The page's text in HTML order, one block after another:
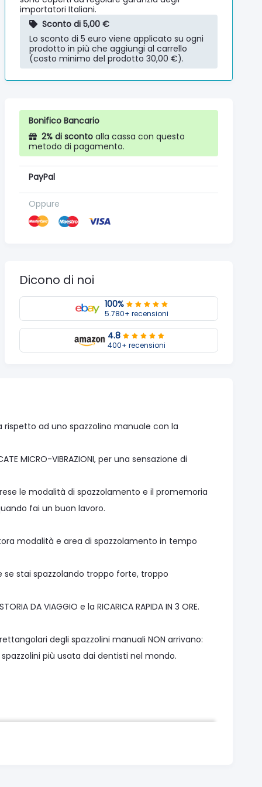
importatori Italiani.
Sconto di 5,00 €
Lo sconto di 5 euro viene applicato su ogni
prodotto in più che aggiungi al carrello
(costo minimo del prodotto 30,00 €).
Bonifico Bancario
2% di sconto alla cassa con questo
metodo di pagamento.
PayPal
Oppure
Dicono di noi
100%
5.780+ recensioni
4.8
400+ recensioni
rispetto ad uno spazzolino manuale con la
MICRO-VIBRAZIONI, per una sensazione di
le modalità di spazzolamento e il promemoria
fai un buon lavoro.
modalità e area di spazzolamento in tempo
se stai spazzolando troppo forte, troppo
DA VIAGGIO e la RICARICA RAPIDA IN 3 ORE.
degli spazzolini manuali NON arrivano:
di spazzolini più usata dai dentisti nel mondo.